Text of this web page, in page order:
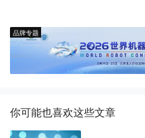
品牌专题
你可能也喜欢这些文章